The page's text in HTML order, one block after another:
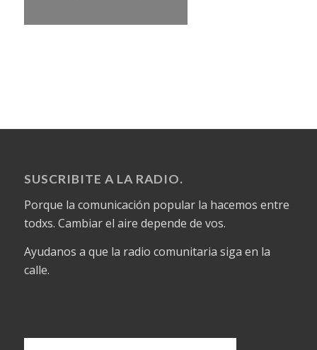
SUSCRIBITE A LA RADIO.
Porque la comunicación popular la hacemos entre
todxs. Cambiar el aire depende de vos.
Ayudanos a que la radio comunitaria siga en la
calle.